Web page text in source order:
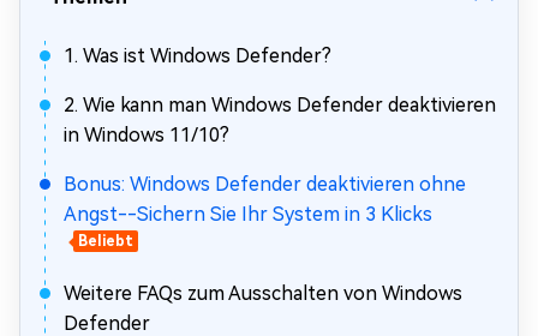
1. Was ist Windows Defender?
2. Wie kann man Windows Defender deaktivieren
in Windows 11/10?
Bonus: Windows Defender deaktivieren ohne
Angst--Sichern Sie Ihr System in 3 Klicks
Beliebt
Weitere FAQs zum Ausschalten von Windows
Defender